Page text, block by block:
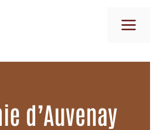
d’Auvenay